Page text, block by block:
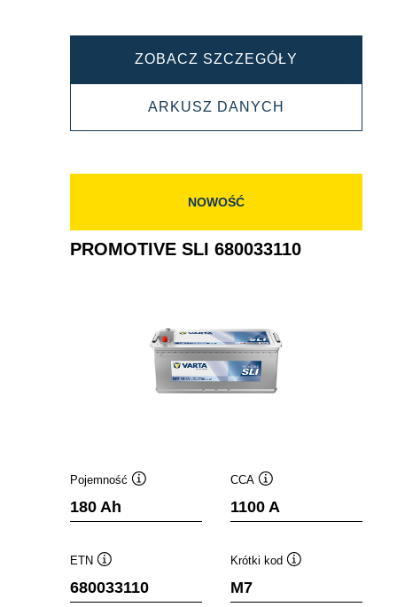
ZOBACZ SZCZEGÓŁY
SLI
ARKUSZ DANYCH
SLI
NOWOŚĆ
PROMOTIVE SLI 680033110
Pojemność
180 Ah
CCA
1100 A
ETN
680033110
Krótki kod
M7